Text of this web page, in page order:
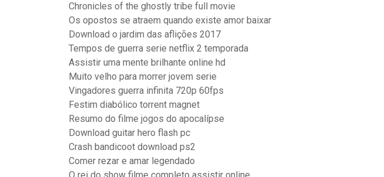
Chronicles of the ghostly tribe full movie
Os opostos se atraem quando existe amor baixar
Download o jardim das aflições 2017
Tempos de guerra serie netflix 2 temporada
Assistir uma mente brilhante online hd
Muito velho para morrer jovem serie
Vingadores guerra infinita 720p 60fps
Festim diabólico torrent magnet
Resumo do filme jogos do apocalípse
Download guitar hero flash pc
Crash bandicoot download ps2
Comer rezar e amar legendado